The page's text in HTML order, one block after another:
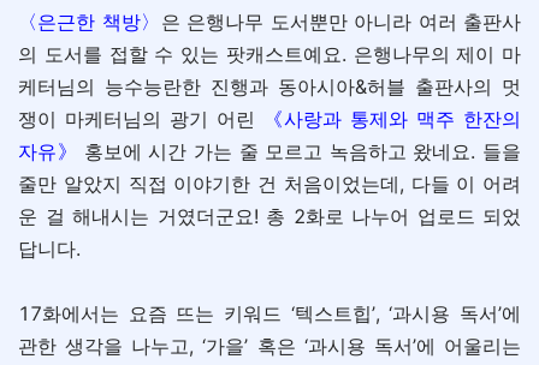
〈은근한 책방〉 은 은행나무 도서뿐만 아니라 여러 출판사
의 도서를 접할 수 있는 팟캐스트예요. 은행나무의 제이 마
케터님의 능수능란한 진행과 동아시아&허블 출판사의 멋
쟁이 마케터님의 광기 어린
《사랑과 통제와 맥주 한잔의
자유》 홍보에 시간 가는 줄 모르고 녹음하고 왔네요. 들을
줄만 알았지 직접 이야기한 건 처음이었는데, 다들 이 어려
운 걸 해내시는 거였더군요! 총 2화로 나누어 업로드 되었
답니다.
17화에서는 요즘 뜨는 키워드 ‘텍스트힙’, ‘과시용 독서’에
관한 생각을 나누고, ‘가을’ 혹은 ‘과시용 독서’에 어울리는